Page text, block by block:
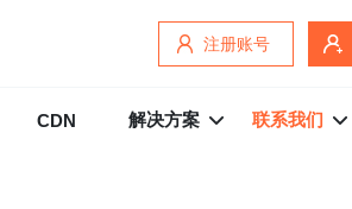
注册账号
CDN 解决方案 联系我们